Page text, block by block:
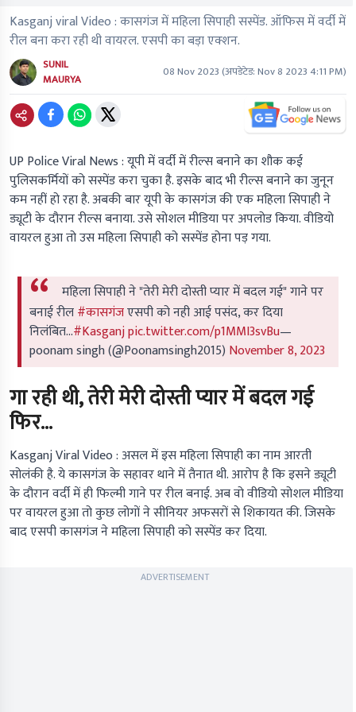
Kasganj viral Video : कासगंज में महिला सिपाही सस्पेंड. ऑफिस में वर्दी में
रील बना करा रही थी वायरल. एसपी का बड़ा एक्शन.
SUNIL
MAURYA
08 Nov 2023(अपडेटेड:Nov 8 2023 4:11 PM)
UP Police Viral News :यूपी में वर्दी में रील्स बनाने का शौक कई
पुलिसकर्मियों को सस्पेंड करा चुका है. इसके बाद भी रील्स बनाने का जुनून
कम नहीं हो रहा है. अबकी बार यूपी के कासगंज की एक महिला सिपाही ने
ड्यूटी के दौरान रील्स बनाया. उसे सोशल मीडिया पर अपलोड किया. वीडियो
वायरल हुआ तो उस महिला सिपाही को सस्पेंड होना पड़ गया.
महिला सिपाही ने "तेरी मेरी दोस्ती प्यार में बदल गई" गाने पर
बनाई रील#कासगंजएसपी को नही आई पसंद, कर दिया
निलंबित...#Kasganjpic.twitter.com/p1MMI3svBu—
poonam singh (@Poonamsingh2015) November 8, 2023
गा रही थी, तेरी मेरी दोस्ती प्यार में बदल गई
फिर…
Kasganj Viral Video :असल में इस महिला सिपाही का नाम आरती
सोलंकी है. ये कासगंज के सहावर थाने में तैनात थी. आरोप है कि इसने ड्यूटी
के दौरान वर्दी में ही फिल्मी गाने पर रील बनाई. अब वो वीडियो सोशल मीडिया
पर वायरल हुआ तो कुछ लोगों ने सीनियर अफसरों से शिकायत की. जिसके
बाद एसपी कासगंज ने महिला सिपाही को सस्पेंड कर दिया.
ADVERTISEMENT